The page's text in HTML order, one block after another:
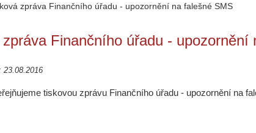
zpráva Finančního úřadu - upozornění na falešné SMS
Finančního úřadu - upozornění
23.08.2016
tiskovou zprávu Finančního úřadu - upozornění na